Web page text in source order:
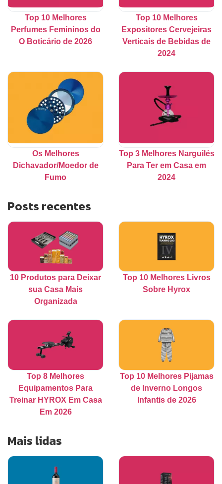
Top 10 Melhores
Perfumes Femininos do
O Boticário de 2026
Top 10 Melhores
Expositores Cervejeiras
Verticais de Bebidas de
2024
Os Melhores
Dichavador/Moedor de
Fumo
Top 3 Melhores Narguilés
Para Ter em Casa em
2024
Posts recentes
10 Produtos para Deixar
sua Casa Mais
Organizada
Top 10 Melhores Livros
Sobre Hyrox
Top 8 Melhores
Equipamentos Para
Treinar HYROX Em Casa
Em 2026
Top 10 Melhores Pijamas
de Inverno Longos
Infantis de 2026
Mais lidas